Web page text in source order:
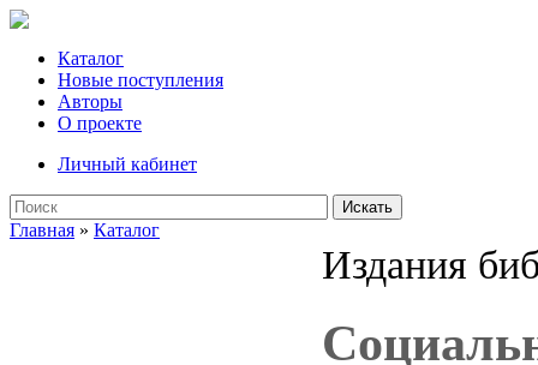
Каталог
Новые поступления
Авторы
О проекте
Личный кабинет
Искать
Главная » Каталог
Издания